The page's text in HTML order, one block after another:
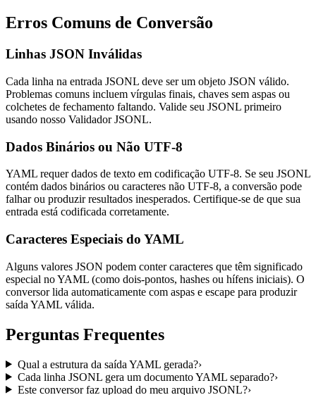
Erros Comuns de Conversão
Linhas JSON Inválidas
Cada linha na entrada JSONL deve ser um objeto JSON válido.
Problemas comuns incluem vírgulas finais, chaves sem aspas ou
colchetes de fechamento faltando. Valide seu JSONL primeiro
usando nosso Validador JSONL.
Dados Binários ou Não UTF-8
YAML requer dados de texto em codificação UTF-8. Se seu JSONL
contém dados binários ou caracteres não UTF-8, a conversão pode
falhar ou produzir resultados inesperados. Certifique-se de que sua
entrada está codificada corretamente.
Caracteres Especiais do YAML
Alguns valores JSON podem conter caracteres que têm significado
especial no YAML (como dois-pontos, hashes ou hífens iniciais). O
conversor lida automaticamente com aspas e escape para produzir
saída YAML válida.
Perguntas Frequentes
Qual a estrutura da saída YAML gerada?›
Cada linha JSONL gera um documento YAML separado?›
Este conversor faz upload do meu arquivo JSONL?›